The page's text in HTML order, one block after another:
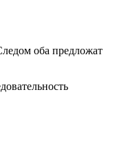
оба предложат